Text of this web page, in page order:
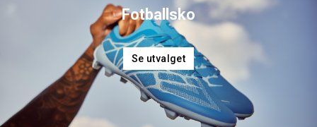
Fotballsko
Se utvalget